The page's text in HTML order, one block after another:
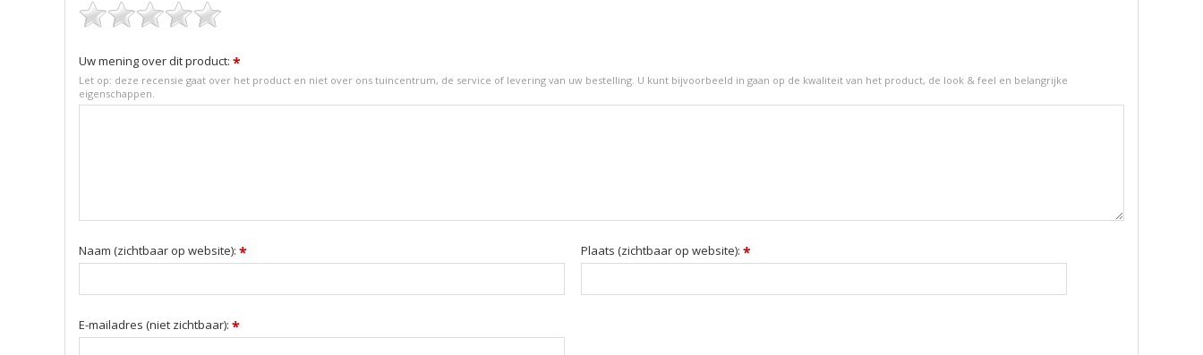
Uw mening over dit product: *
Let op: deze recensie gaat over het product en niet over ons tuincentrum, de service of levering van uw bestelling. U kunt bijvoorbeeld in gaan op de kwaliteit van het product, de look & feel en belangrijke
eigenschappen.
Naam (zichtbaar op website): * Plaats (zichtbaar op website): *
E-mailadres (niet zichtbaar): *